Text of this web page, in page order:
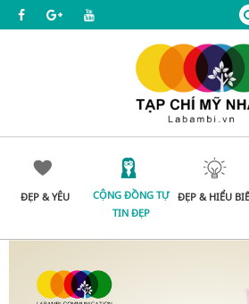
ĐẸP & YÊU
CỘNG ĐỒNG TỰ
TIN ĐẸP
ĐẸP & HIỂU